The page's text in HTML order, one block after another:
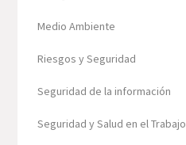
Medio Ambiente
Riesgos y Seguridad
Seguridad de la información
Seguridad y Salud en el Trabajo